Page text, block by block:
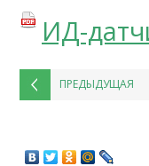
ИД-
ПРЕДЫДУЩАЯ